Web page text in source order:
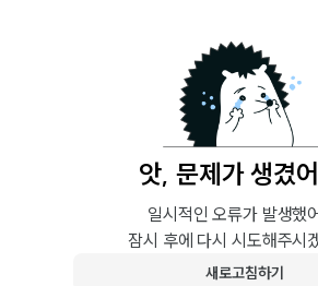
앗, 문제가 생겼
일시적인 오류가 발생했
잠시 후에 다시 시도해주시
새로고침하기